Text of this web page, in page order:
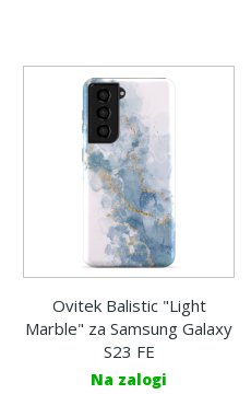
Ovitek Balistic "Light
Marble" za Samsung Galaxy
S23 FE
Na zalogi